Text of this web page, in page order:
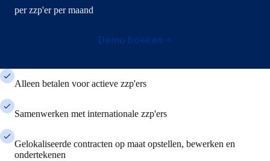
per zzp'er per maand
Demo boeken
Alleen betalen voor actieve zzp'ers
Samenwerken met internationale zzp'ers
Gelokaliseerde contracten op maat opstellen, bewerken en
ondertekenen